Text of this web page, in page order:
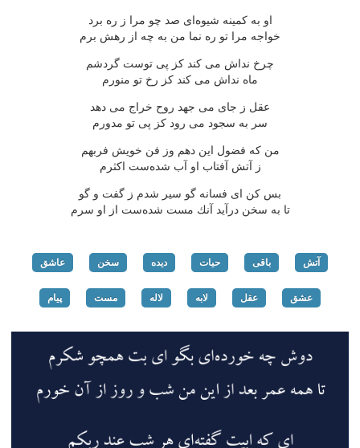
او به كمینه شیوه‌ای صد چو مرا ز ره برد
خواجه مرا تو ره نما من به چه از رهش برم
چرخ نداش می كند كز پی توست گردشم
ماه نداش می كند كز رخ تو منورم
عقل ز جای می جهد روح خراج می دهد
سر به سجود می رود كز پی تو مدورم
من كه فضول این دهم وز فن خویش فربهم
ز آتش آفتاب او آب شده‌ست اكثرم
بس كن ای فسانه گو سیر شدم ز گفت و گو
تا به سخن درآید آنك مست شده‌ست از او سرم
آتش باقی حیات دیده سخن عاشق
عشق عقل لابه لاله مست پیام